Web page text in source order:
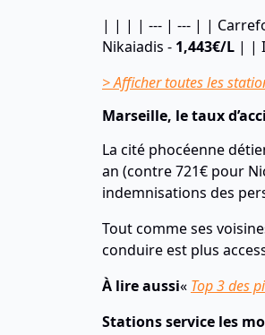
| | | | --- | --- | |
Nikaiadis - 1,443€/L | |
> Afficher toutes les
Marseille, le taux
La cité phocéenne
an (contre 721€ pour
indemnisations des
Tout comme ses
conduire est plus
À lire aussi« Top 3 des
Stations service les